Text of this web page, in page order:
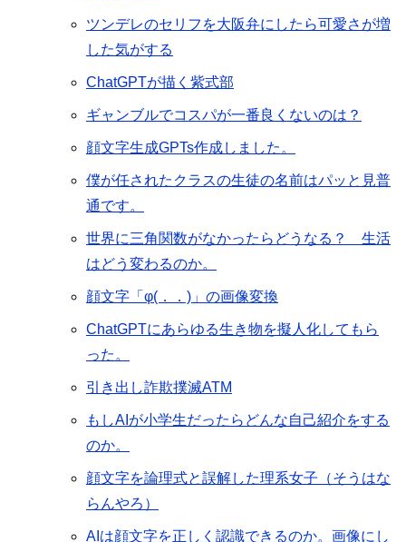
ツンデレのセリフを大阪弁にしたら可愛さが増
した気がする
ChatGPTが描く紫式部
ギャンブルでコスパが一番良くないのは？
顔文字生成GPTs作成しました。
僕が任されたクラスの生徒の名前はパッと見普
通です。
世界に三角関数がなかったらどうなる？ 生活
はどう変わるのか。
顔文字「φ(．．)」の画像変換
ChatGPTにあらゆる生き物を擬人化してもら
った。
引き出し詐欺撲滅ATM
もしAIが小学生だったらどんな自己紹介をする
のか。
顔文字を論理式と誤解した理系女子（そうはな
らんやろ）
AIは顔文字を正しく認識できるのか。画像にし